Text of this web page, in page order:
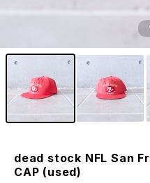
dead stock NFL San
CAP (used)